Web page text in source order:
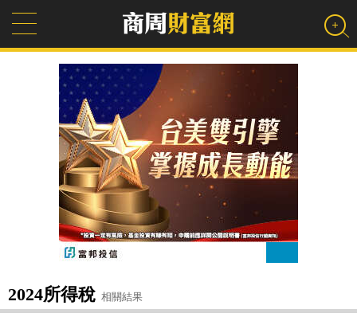
2024所得稅 相關結果